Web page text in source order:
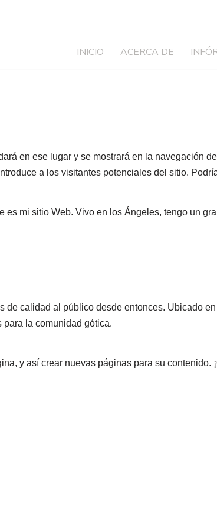
INICIO ACERCA DE
en ese lugar y se mostrará en la navegación
a los visitantes potenciales del sitio.
mi sitio Web. Vivo en los Ángeles, tengo un
calidad al público desde entonces. Ubicado
para la comunidad gótica.
y así crear nuevas páginas para su contenido.